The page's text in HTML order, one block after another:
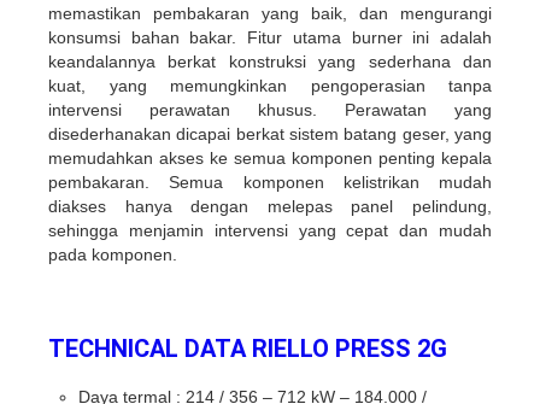
memastikan pembakaran yang baik, dan mengurangi
konsumsi bahan bakar. Fitur utama burner ini adalah
keandalannya berkat konstruksi yang sederhana dan
kuat, yang memungkinkan pengoperasian tanpa
intervensi perawatan khusus. Perawatan yang
disederhanakan dicapai berkat sistem batang geser, yang
memudahkan akses ke semua komponen penting kepala
pembakaran. Semua komponen kelistrikan mudah
diakses hanya dengan melepas panel pelindung,
sehingga menjamin intervensi yang cepat dan mudah
pada komponen.
TECHNICAL DATA RIELLO PRESS 2G
Daya termal : 214 / 356 – 712 kW – 184.000 /